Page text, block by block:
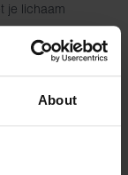
About
je lichaam
een schoon,
elastaan –
kleding